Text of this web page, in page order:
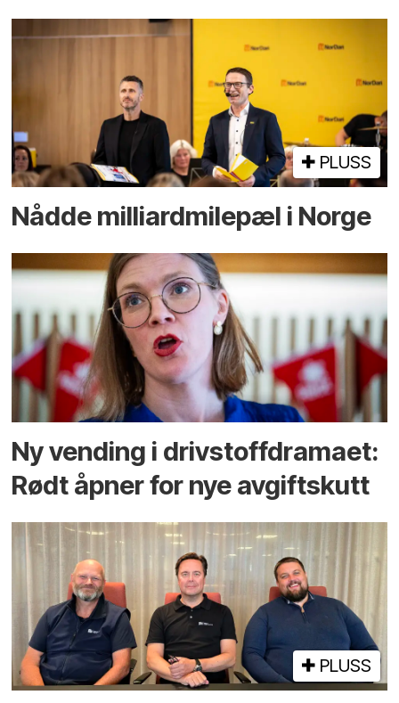
PLUSS
Nådde milliard­­milepæl i Norge
Ny vending i drivstoffdramaet:
Rødt åpner for nye avgiftskutt
PLUSS